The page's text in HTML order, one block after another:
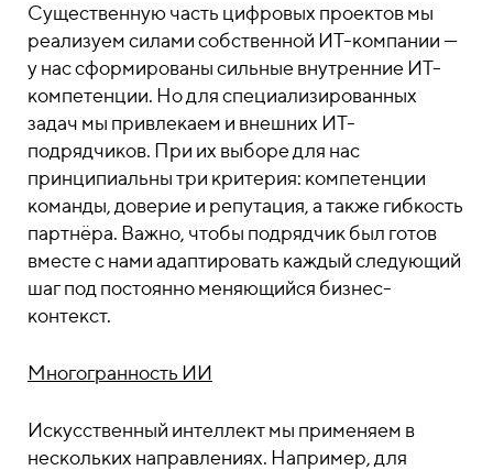
Существенную часть цифровых проектов мы
реализуем силами собственной ИТ-компании —
у нас сформированы сильные внутренние ИТ-
компетенции. Но для специализированных
задач мы привлекаем и внешних ИТ-
подрядчиков. При их выборе для нас
принципиальны три критерия: компетенции
команды, доверие и репутация, а также гибкость
партнёра. Важно, чтобы подрядчик был готов
вместе с нами адаптировать каждый следующий
шаг под постоянно меняющийся бизнес-
контекст.
Многогранность ИИ
Искусственный интеллект мы применяем в
нескольких направлениях. Например, для